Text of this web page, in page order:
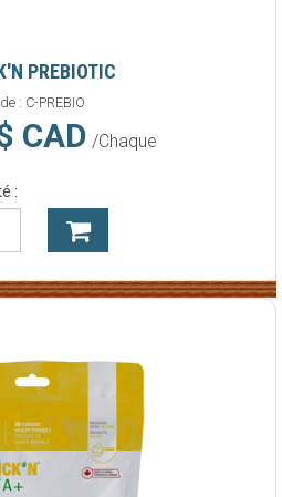
PREBIOTIC
: C-PREBIO
CAD /Chaque
: